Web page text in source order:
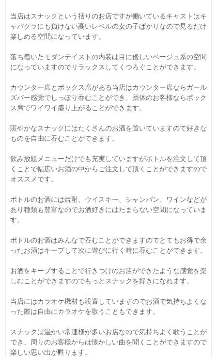
当店はスナックという括りのお店ですが働いているキャストはキ
ャバクラにも負けない高いレベルの女の子ばかりなので見るだけ
楽しめる空間になっています。
落ち着いたモダンテイストの内装は目に優しいベージュ系の空間
になっていますのでリラックスしてくつろぐことができます。
カウンター席とボックス席がある当店はカウンター席ならガール
ズバー感覚でしっぽり吞むことができ、団体のお客様ならボック
ス席でワイワイ盛り上がることができます。
賑やかなスナックにはたくさんのお酒を置いていますので好きな
ものを自由に吞むことができます。
飲み放題メニューだけでも充実していますがボトルを注文して頂
くことで幅広いお酒の中からご注文して頂くことができますので
オススメです。
ボトルのお酒には焼酎、ウイスキー、シャンパン、ワインなどが
あり種類も豊富なのでお酒好きにはたまらない空間になっていま
す。
ボトルのお酒はみんなで吞むことができますのでとてもお得で余
ったお酒はキープして次に遊びに行く時に吞むことができます。
お酒をキープすることで行きつけのお店ができたような感覚を楽
しむことができますのでもっとスナックを好きになれます。
当店にはカラオケ機材も設置していますのでお酒で気持ちよくな
った際は自由にカラオケを歌うこともできます。
スナックは温かい常連様が多いお店なので気持ちよく歌うことが
でき、周りのお客様からは懐かしい曲を聞くことができますので
楽しい思い出が甦ります。